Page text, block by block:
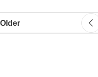
Older